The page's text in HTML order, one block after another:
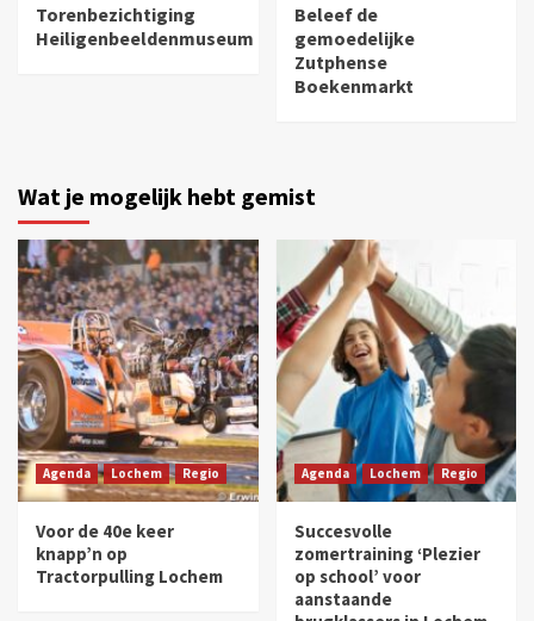
Torenbezichtiging
Heiligenbeeldenmuseum
Beleef de
gemoedelijke
Zutphense
Boekenmarkt
Wat je mogelijk hebt gemist
Agenda Lochem Regio
Voor de 40e keer
knapp’n op
Tractorpulling Lochem
Agenda Lochem Regio
Succesvolle
zomertraining ‘Plezier
op school’ voor
aanstaande